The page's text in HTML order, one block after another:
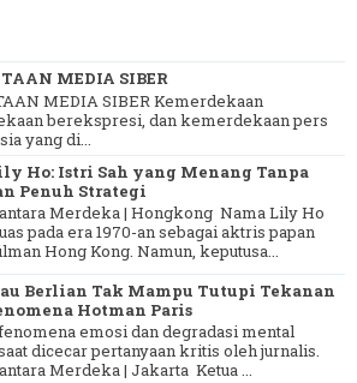
MEDIA SIBER
MEDIA SIBER Kemerdekaan
berekspresi, dan kemerdekaan pers
yang di...
Ho: Istri Sah yang Menang Tanpa
Penuh Strategi
Merdeka | Hongkong Nama Lily Ho
pada era 1970-an sebagai aktris papan
Hong Kong. Namun, keputusa...
Berlian Tak Mampu Tutupi Tekanan
Hotman Paris
emosi dan degradasi mental
dicecar pertanyaan kritis oleh jurnalis.
Merdeka | Jakarta Ketua ...